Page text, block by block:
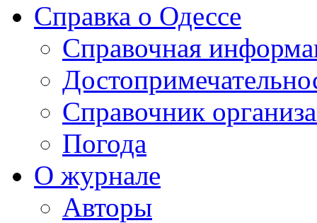
Справка о Одессе
Справочная
Справочник
Погода
О журнале
Авторы